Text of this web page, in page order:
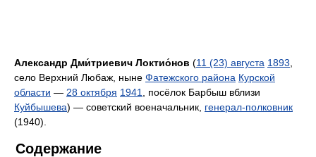
Александр Дми́триевич Локтио́нов (11 (23) августа 1893
село Верхний Любаж, ныне Фатежского района Курской
области — 28 октября 1941
, посёлок Барбыш вблизи
Куйбышева) — советский военачальник, генерал-полковник
(1940).
Содержание